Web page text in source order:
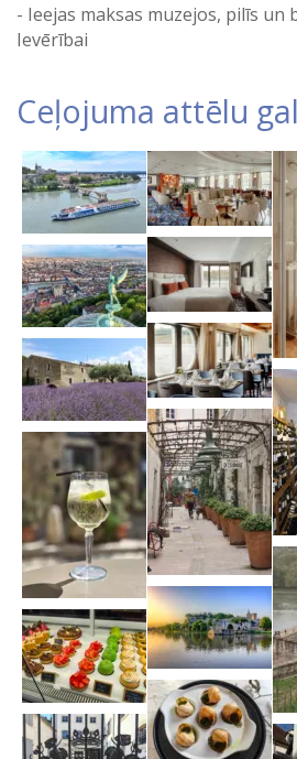
Ieejas maksas muzejos, pilīs un
Ievērībai
Ceļojuma attēlu